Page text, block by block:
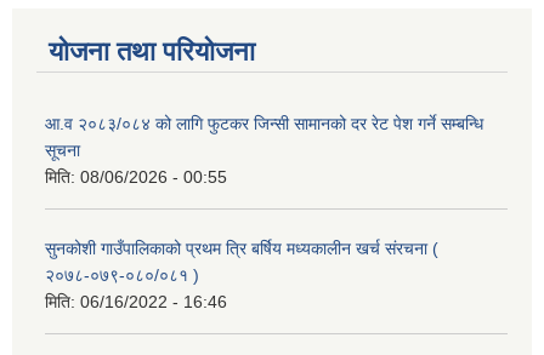
योजना तथा परियोजना
आ.व २०८३/०८४ को लागि फुटकर जिन्सी सामानको दर रेट पेश गर्ने सम्बन्धि
सूचना
मिति: 08/06/2026 - 00:55
सुनकोशी गाउँपालिकाको प्रथम त्रि बर्षिय मध्यकालीन खर्च संरचना (
२०७८-०७९-०८०/०८१ )
मिति: 06/16/2022 - 16:46